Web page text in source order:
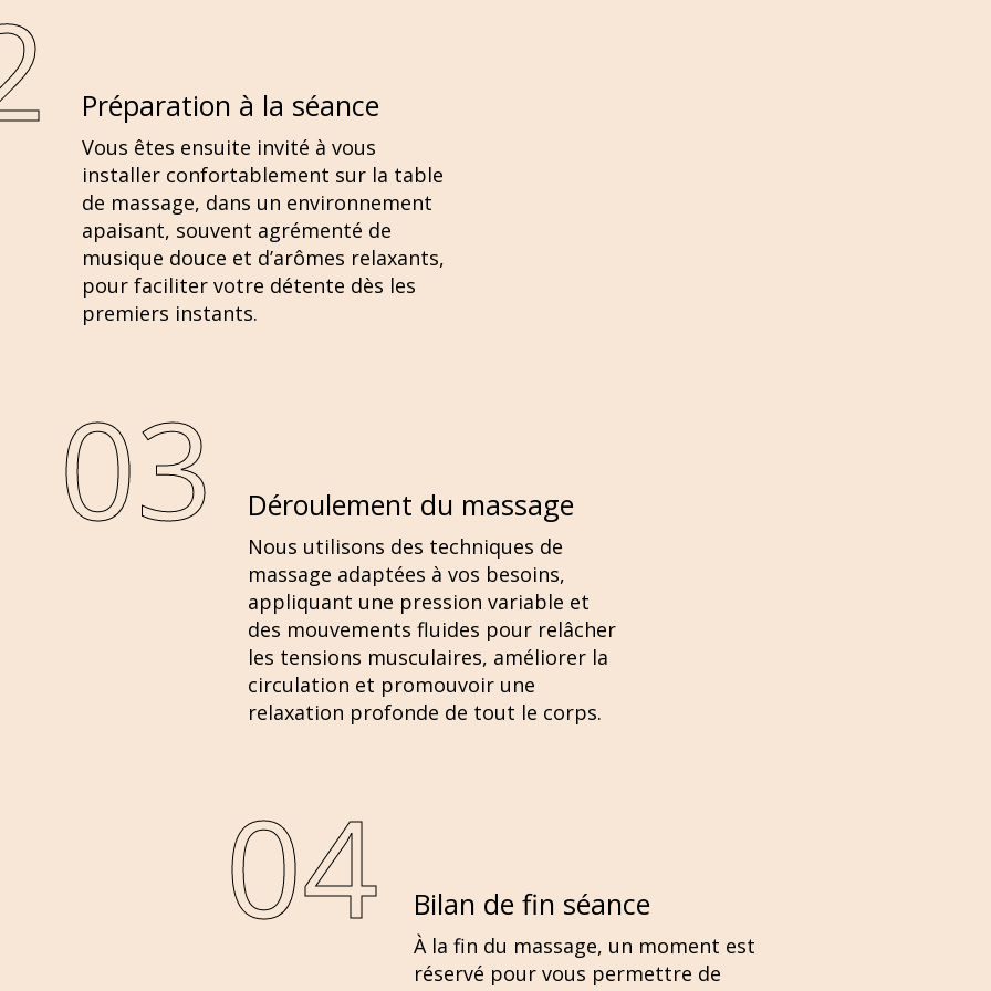
Préparation à la séance
Vous êtes ensuite invité à vous
installer confortablement sur la table
de massage, dans un environnement
apaisant, souvent agrémenté de
musique douce et d’arômes relaxants,
pour faciliter votre détente dès les
premiers instants.
03 Déroulement du massage
Nous utilisons des techniques de
massage adaptées à vos besoins,
appliquant une pression variable et
des mouvements fluides pour relâcher
les tensions musculaires, améliorer la
circulation et promouvoir une
relaxation profonde de tout le corps.
04 Bilan de fin séance
À la fin du massage, un moment est
réservé pour vous permettre de